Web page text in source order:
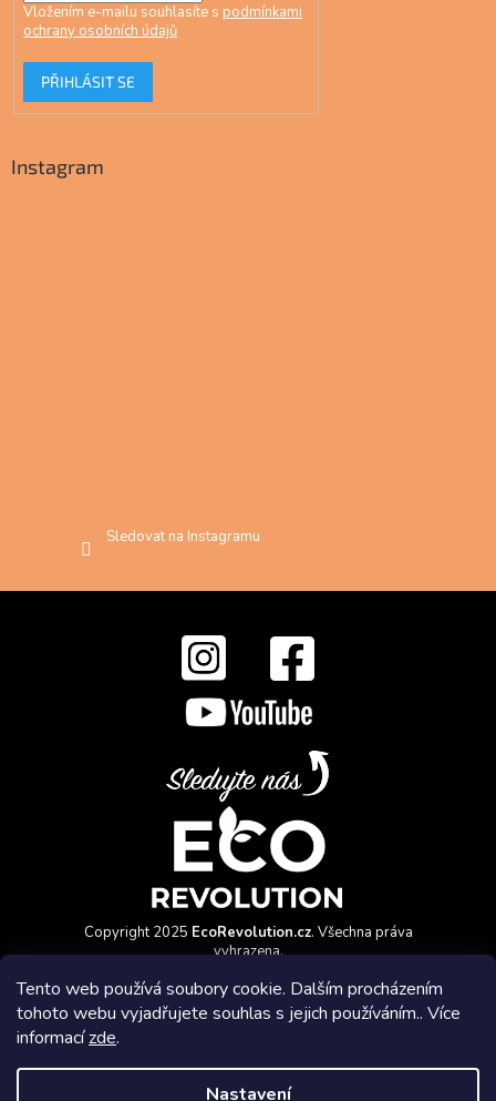
Tento web používá soubory cookie. Dalším procházením
tohoto webu vyjadřujete souhlas s jejich používáním.. Více
informacízde.
Nastavení
Vložením e-mailu souhlasíte s podmínkami
ochrany osobních údajů
PŘIHLÁSIT SE
Instagram
Sledovat na Instagramu
Copyright 2025 EcoRevolution.cz. Všechna práva
vyhrazena.